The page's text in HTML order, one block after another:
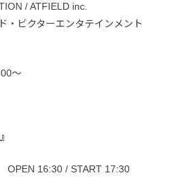
/ ATFIELD inc.
・ビクターエンタテインメント
〜
OPEN 16:30 / START 17:30